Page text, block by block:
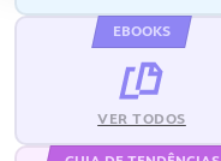
EBOOKS
VER TODOS